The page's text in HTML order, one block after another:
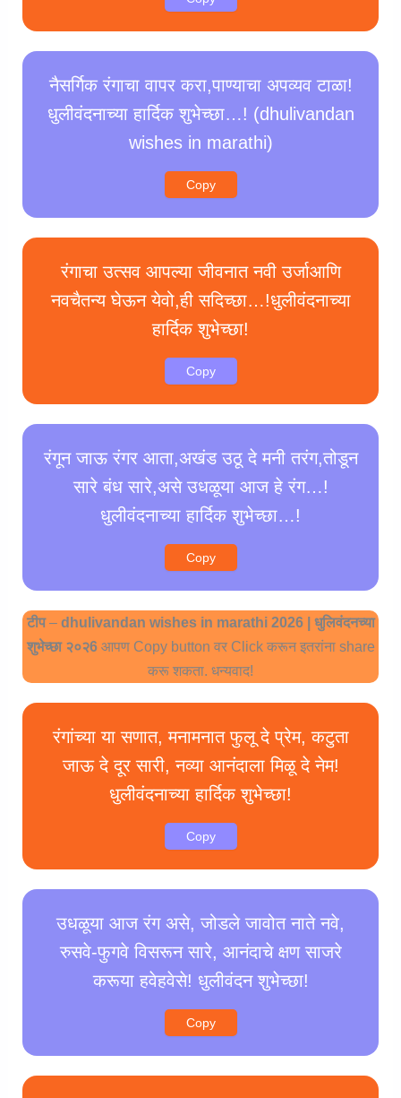
नैसर्गिक रंगाचा वापर करा,पाण्याचा अपव्यव टाळा!
धुलीवंदनाच्या हार्दिक शुभेच्छा…! (dhulivandan
wishes in marathi)
Copy
रंगाचा उत्सव आपल्या जीवनात नवी उर्जाआणि
नवचैतन्य घेऊन येवो,ही सदिच्छा…!धुलीवंदनाच्या
हार्दिक शुभेच्छा!
Copy
रंगून जाऊ रंगर आता,अखंड उठू दे मनी तरंग,तोडून
सारे बंध सारे,असे उधळूया आज हे रंग…!
धुलीवंदनाच्या हार्दिक शुभेच्छा…!
Copy
टीप– dhulivandan wishes in marathi 2026 | धुलिवंदनच्या
शुभेच्छा २०२6 आपण Copy button वर Click करून इतरांना share
करू शकता. धन्यवाद!
रंगांच्या या सणात, मनामनात फुलू दे प्रेम, कटुता
जाऊ दे दूर सारी, नव्या आनंदाला मिळू दे नेम!
धुलीवंदनाच्या हार्दिक शुभेच्छा!
Copy
उधळूया आज रंग असे, जोडले जावोत नाते नवे,
रुसवे-फुगवे विसरून सारे, आनंदाचे क्षण साजरे
करूया हवेहवेसे! धुलीवंदन शुभेच्छा!
Copy